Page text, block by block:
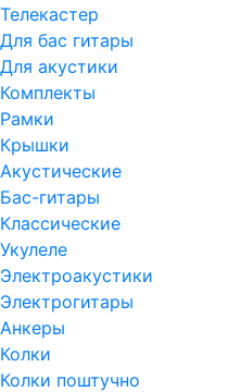
Телекастер
Для бас гитары
Для акустики
Комплекты
Рамки
Крышки
Акустические
Бас-гитары
Классические
Укулеле
Электроакустики
Электрогитары
Анкеры
Колки
Колки поштучно